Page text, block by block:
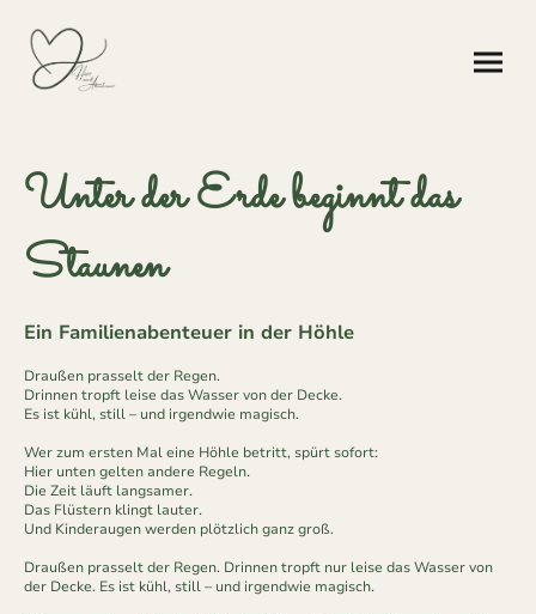
Unter der Erde beginnt das
Staunen
Ein Familienabenteuer in der Höhle
Draußen prasselt der Regen.
Drinnen tropft leise das Wasser von der Decke.
Es ist kühl, still – und irgendwie magisch.
Wer zum ersten Mal eine Höhle betritt, spürt sofort:
Hier unten gelten andere Regeln.
Die Zeit läuft langsamer.
Das Flüstern klingt lauter.
Und Kinderaugen werden plötzlich ganz groß.
Draußen prasselt der Regen. Drinnen tropft nur leise das Wasser von
der Decke. Es ist kühl, still – und irgendwie magisch.